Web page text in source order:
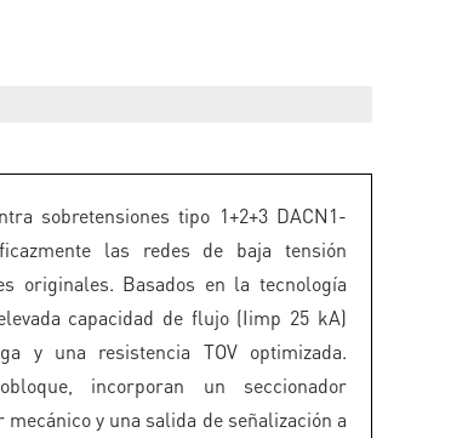
sobretensiones tipo 1+2+3 DACN1-
las redes de baja tensión
originales. Basados en la tecnología
capacidad de flujo (Iimp 25 kA)
y una resistencia TOV optimizada.
incorporan un seccionador
y una salida de señalización a